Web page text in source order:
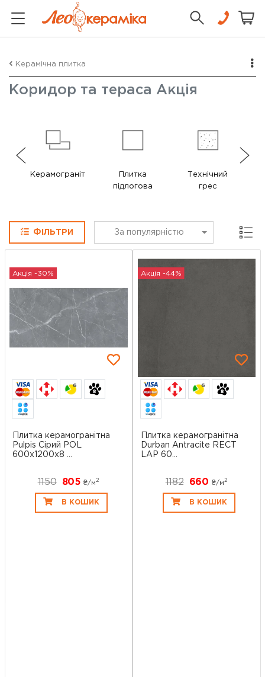
Керамічна плитка
Коридор та тераса Акція
Керамограніт
Плитка
підлогова
Технічний
грес
ФІЛЬТРИ За популярністю Сітка
Акція -30%
6
Плитка керамогранітна
Pulpis Сірий POL
600x1200x8 ...
1150 805 ₴/м 2
В КОШИК
Акція -44%
6
Плитка керамогранітна
Durban Antracite RECT
LAP 60...
1182 660 ₴/м 2
В КОШИК